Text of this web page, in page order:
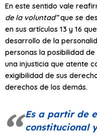
En este sentido vale
de la voluntad”que se
en sus artículos 13 y 16
desarrollo de la
personas la posibilidad
una injusticia que atente
exigibilidad de sus
derechos de los demás.
Es a partir de
constitucional